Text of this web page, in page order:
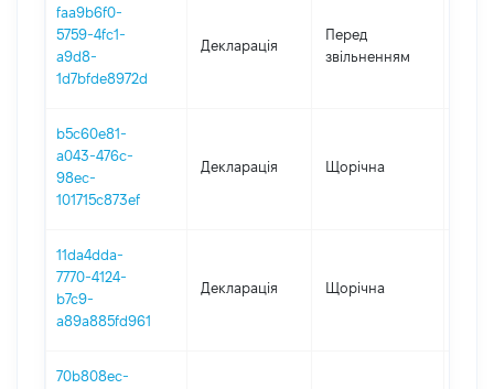
faa9b6f0-
5759-4fc1-
a9d8-
1d7bfde8972d
Декларація
Перед
звільненням
b5c60e81-
a043-476c-
98ec-
101715c873ef
Декларація Щорічна
11da4dda-
7770-4124-
b7c9-
a89a885fd961
Декларація Щорічна
70b808ec-